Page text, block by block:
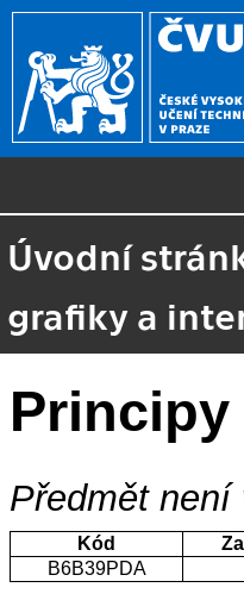
Úvodní
grafiky a
Předmět není
Kód
B6B39PDA